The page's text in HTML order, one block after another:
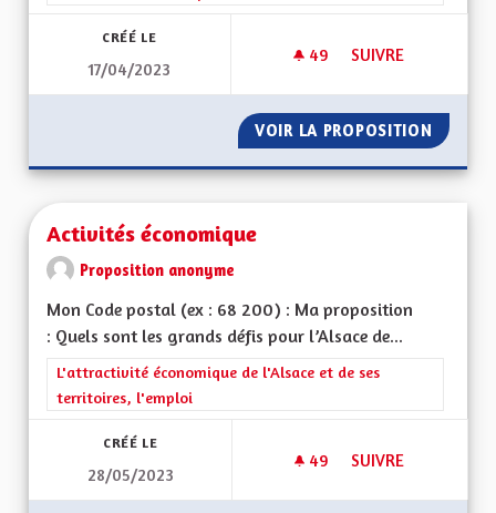
CRÉÉ LE
17/04/2023
49 49 ABONNÉS
SUIVRE
VOIR LA PROPOSITION
Activités économique
Proposition anonyme
Mon Code postal (ex : 68 200) : Ma proposition
: Quels sont les grands défis pour l’Alsace de...
Filtrer les résultats de la catégorie : L'attractivité
L'attractivité économique de l'Alsace et de ses
territoires, l'emploi
CRÉÉ LE
28/05/2023
49 49 ABONNÉS
SUIVRE